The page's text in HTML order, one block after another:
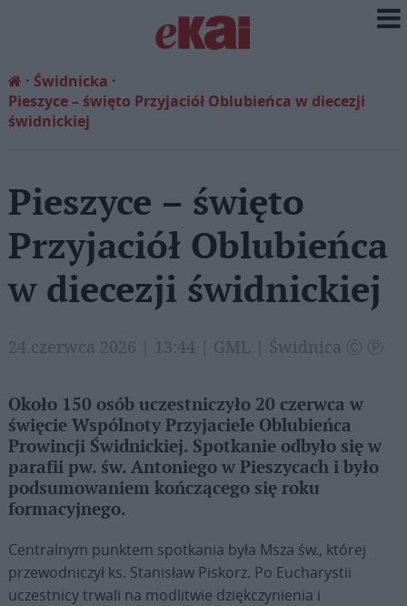
Świdnicka
Pieszyce – święto Przyjaciół Oblubieńca w diecezji
świdnickiej
Pieszyce – święto
Przyjaciół Oblubieńca
w diecezji świdnickiej
24 czerwca 2026 | 13:44 | GML | Świdnica Ⓒ Ⓟ
Około 150 osób uczestniczyło 20 czerwca w
święcie Wspólnoty Przyjaciele Oblubieńca
Prowincji Świdnickiej. Spotkanie odbyło się w
parafii pw. św. Antoniego w Pieszycach i było
podsumowaniem kończącego się roku
formacyjnego.
Centralnym punktem spotkania była Msza św., której
przewodniczył ks. Stanisław Piskorz. Po Eucharystii
uczestnicy trwali na modlitwie dziękczynienia i